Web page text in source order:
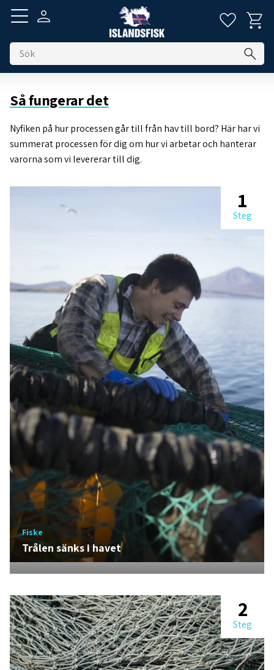
Favoriter
Så fungerar det
Nyfiken på hur processen går till från hav till bord? Här har vi
summerat processen för dig om hur vi arbetar och hanterar
varorna som vi levererar till dig.
Fiske
Trålen sänks i havet
1
Steg
2
Steg